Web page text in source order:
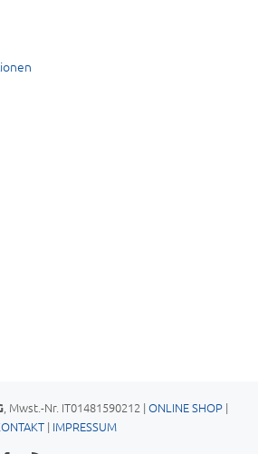
, Mwst.-Nr. IT01481590212 | ONLINE SHOP|
| IMPRESSUM